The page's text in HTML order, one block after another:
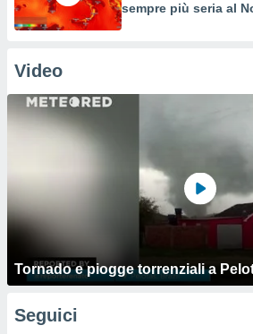
sempre più seria al
Video
Tornado e piogge torrenziali a
Seguici